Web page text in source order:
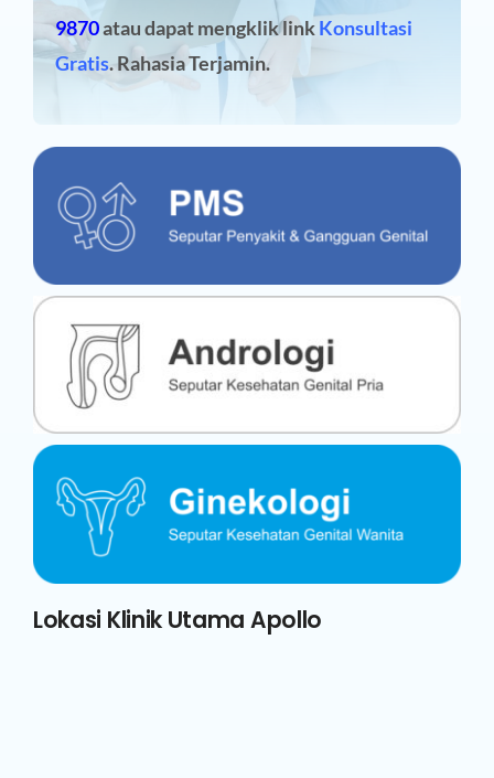
9870atau dapat mengklik linkKonsultasi
Gratis. Rahasia Terjamin.
Lokasi Klinik Utama Apollo